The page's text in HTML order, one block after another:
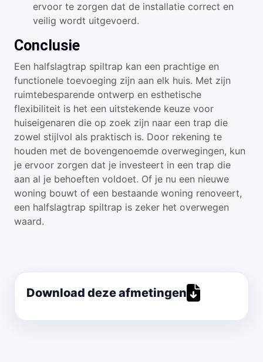
ervoor te zorgen dat de installatie correct en
veilig wordt uitgevoerd.
Conclusie
Een halfslagtrap spiltrap kan een prachtige en
functionele toevoeging zijn aan elk huis. Met zijn
ruimtebesparende ontwerp en esthetische
flexibiliteit is het een uitstekende keuze voor
huiseigenaren die op zoek zijn naar een trap die
zowel stijlvol als praktisch is. Door rekening te
houden met de bovengenoemde overwegingen, kun
je ervoor zorgen dat je investeert in een trap die
aan al je behoeften voldoet. Of je nu een nieuwe
woning bouwt of een bestaande woning renoveert,
een halfslagtrap spiltrap is zeker het overwegen
waard.
Download deze afmetingen